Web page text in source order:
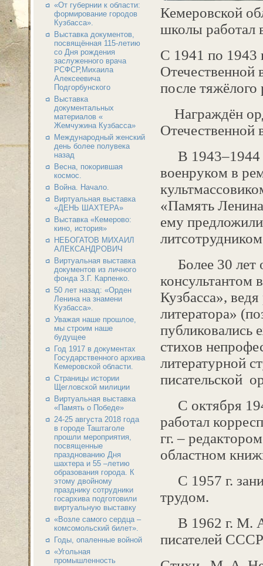
«От губернии к области:
формирование городов
Кузбасса».
Выставка документов,
посвящённая 115-летию
со Дня рождения
заслуженного врача
РСФСР,Михаила
Алексеевича
Подгорбунского
Выставка
документальных
материалов «
Жемчужина Кузбасса»
Международный женский
день более полувека
назад
Весна, покорившая
космос.
Война. Начало.
Виртуальная выставка
«ДЕНЬ ШАХТЕРА»
Выставка «Кемерово:
кино, история»
НЕБОГАТОВ МИХАИЛ
АЛЕКСАНДРОВИЧ
Виртуальная выставка
документов из личного
фонда З.Г. Карпенко.
50 лет назад: «Орден
Ленина на знамени
Кузбасса».
Уважая наше прошлое,
мы строим наше
будущее
Год 1917 в документах
Государственного архива
Кемеровской области.
Страницы истории
Щегловской милиции
Виртуальная выставка
«Память о Победе»
24-25 августа 2018 года
в городе Таштаголе
прошли мероприятия,
посвященные
празднованию Дня
шахтера и 55 –летию
образования города. К
этому двойному
празднику сотрудники
госархива подготовили
виртуальную выставку
«Возле самого сердца –
комсомольский билет».
Годы, опаленные войной
«Угольная
промышленность
Кемеровской
школы работал
С 1941 по 1943
Отечественной
после тяжёлого
Награждён
Отечественной
В 1943–1944
военруком в
«Память
ему
Более 30 лет
консультантом
Кузбасса»,
литератора»
публиковались
стихов
литературной
писательской
С октября
работал
гг. –
областном
С 1957 г.
трудом.
В 1962 г. М. А
писателей